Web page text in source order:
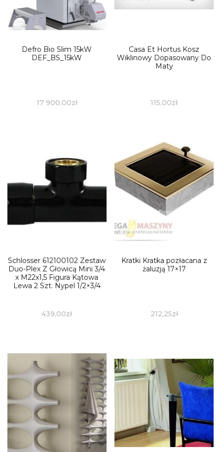
Defro Bio Slim 15kW
DEF_BS_15kW
17 900,00zł
Casa Et Hortus Kosz
Wiklinowy Dopasowany Do
Maty
115,00zł
Schlosser 612100102 Zestaw
Duo-Plex Z Głowicą Mini 3/4
x M22x1,5 Figura Kątowa
Lewa 2 Szt. Nypel 1/2×3/4
439,00zł
Kratki Kratka pozłacana z
żaluzją 17×17
212,25zł